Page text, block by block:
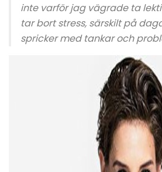
inte varför jag vägrade ta
tar bort stress, särskilt på
spricker med tankar och